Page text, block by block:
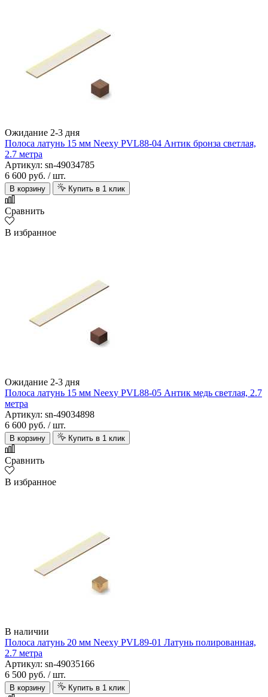
Ожидание 2-3 дня
Полоса латунь 15 мм Neexy PVL88-04 Антик бронза светлая,
2.7 метра
Артикул: sn-49034785
6 600 руб. / шт.
В корзину Купить в 1 клик
Сравнить
В избранное
Ожидание 2-3 дня
Полоса латунь 15 мм Neexy PVL88-05 Антик медь светлая, 2.7
метра
Артикул: sn-49034898
6 600 руб. / шт.
В корзину Купить в 1 клик
Сравнить
В избранное
В наличии
Полоса латунь 20 мм Neexy PVL89-01 Латунь полированная,
2.7 метра
Артикул: sn-49035166
6 500 руб. / шт.
В корзину Купить в 1 клик